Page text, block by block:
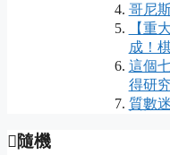
哥尼
【重
成！
這個
得研
質數
隨機